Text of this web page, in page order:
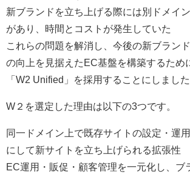
新ブランドを立ち上げる際には別ドメイ
があり、時間とコストが発生していた
これらの問題を解消し、今後の新ブラン
の向上を見据えたEC基盤を構築するため
「W2 Unified」を採用することにしました
W２を選定した理由は以下の3つです。
同一ドメイン上で既存サイトの設定・運
にして新サイトを立ち上げられる拡張性
EC運用・販促・顧客管理を一元化し、ブ